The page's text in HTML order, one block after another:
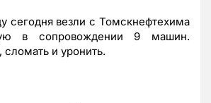
сегодня везли с Томскнефтехима
в сопровождении 9 машин.
и уронить.